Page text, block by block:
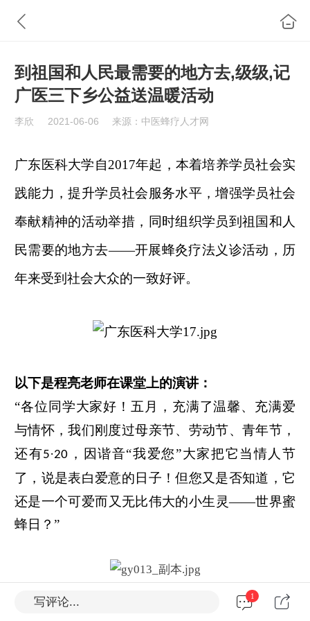
到祖国和人民最需要的地方去,级级,记
广医三下乡公益送温暖活动
李欣 2021-06-06 来源：中医蜂疗人才网
广东医科大学自2017年起，本着培养学员社会实
践能力，提升学员社会服务水平，增强学员社会
奉献精神的活动举措，同时组织学员到祖国和人
民需要的地方去——开展蜂灸疗法义诊活动，历
年来受到社会大众的一致好评。
以下是程亮老师在课堂上的演讲：
“各位同学大家好！五月，充满了温馨、充满爱
与情怀，我们刚度过母亲节、劳动节、青年节，
还有5·20 ， 因谐音“我爱您”大家把它当情人节
了 ， 说是表白爱意的日子！但您又是否知道，它
还是一个可爱而又无比伟大的小生灵——世界蜜
蜂日 ？ ”
“蜜蜂是对我们人类贡献最大的一种昆虫！ 自然
写评论... 1